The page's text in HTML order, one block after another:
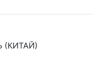
(КИТАЙ)